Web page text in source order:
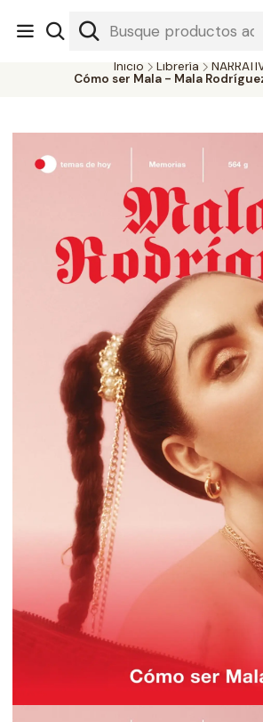
Nuestra librería - Serrano 317 local 3 -
#SomospartedelSietch
Inicio Librería
Cómo ser Mala - Mala